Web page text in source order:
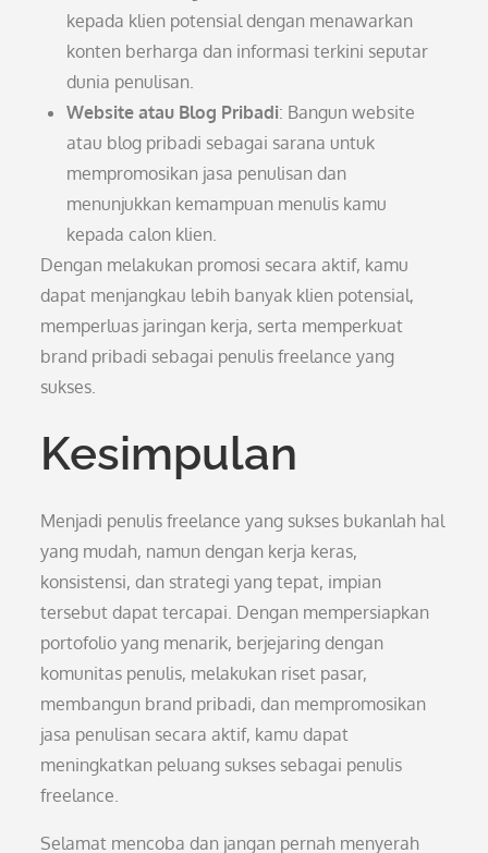
kepada klien potensial dengan menawarkan
konten berharga dan informasi terkini seputar
dunia penulisan.
Website atau Blog Pribadi: Bangun website
atau blog pribadi sebagai sarana untuk
mempromosikan jasa penulisan dan
menunjukkan kemampuan menulis kamu
kepada calon klien.
Dengan melakukan promosi secara aktif, kamu
dapat menjangkau lebih banyak klien potensial,
memperluas jaringan kerja, serta memperkuat
brand pribadi sebagai penulis freelance yang
sukses.
Kesimpulan
Menjadi penulis freelance yang sukses bukanlah hal
yang mudah, namun dengan kerja keras,
konsistensi, dan strategi yang tepat, impian
tersebut dapat tercapai. Dengan mempersiapkan
portofolio yang menarik, berjejaring dengan
komunitas penulis, melakukan riset pasar,
membangun brand pribadi, dan mempromosikan
jasa penulisan secara aktif, kamu dapat
meningkatkan peluang sukses sebagai penulis
freelance.
Selamat mencoba dan jangan pernah menyerah